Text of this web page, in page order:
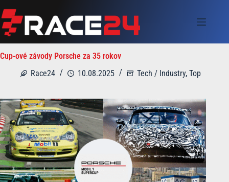
to
content
Cup-ové závody Porsche za 35 rokov
Race24
10.08.2025 Tech / Industry, Top